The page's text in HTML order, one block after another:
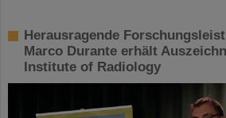
Herausragende
Marco Durante erhält
Institute of Radiology